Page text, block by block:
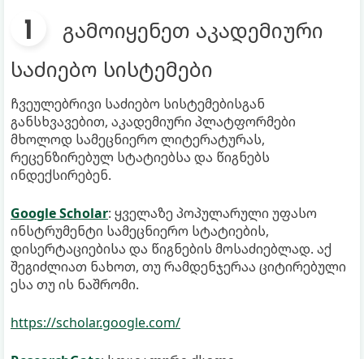
გამოიყენეთ აკადემიური
საძიებო სისტემები
ჩვეულებრივი საძიებო სისტემებისგან
განსხვავებით, აკადემიური პლატფორმები
მხოლოდ სამეცნიერო ლიტერატურას,
რეცენზირებულ სტატიებსა და წიგნებს
ინდექსირებენ.
Google Scholar: ყველაზე პოპულარული უფასო
ინსტრუმენტი სამეცნიერო სტატიების,
დისერტაციებისა და წიგნების მოსაძიებლად. აქ
შეგიძლიათ ნახოთ, თუ რამდენჯერაა ციტირებული
ესა თუ ის ნაშრომი.
https://scholar.google.com/